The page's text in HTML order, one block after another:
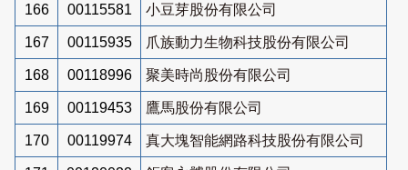
166 00115581 小豆芽股份有限公司
167 00115935 爪族動力生物科技股份有限公司
168 00118996 聚美時尚股份有限公司
169 00119453 鷹馬股份有限公司
170 00119974 真大塊智能網路科技股份有限公司